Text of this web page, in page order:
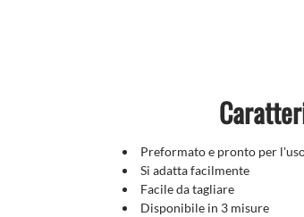
Preformato e pronto per
Si adatta facilmente
Facile da tagliare
Disponibile in 3 misure